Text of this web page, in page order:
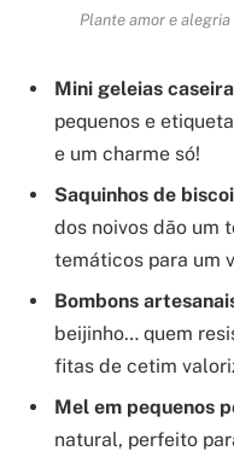
Plante amor e
Mini geleias
pequenos e
e um charme só!
Saquinhos de
dos noivos dão um
temáticos para um
Bombons
beijinho… quem
fitas de cetim
Mel em pequenos
natural, perfeito